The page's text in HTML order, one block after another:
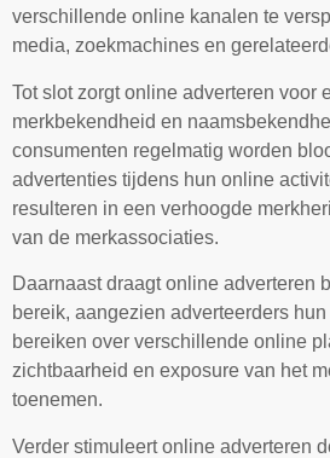
verschillende online kanalen te
media, zoekmachines en
Tot slot zorgt online adverteren voor
merkbekendheid en
consumenten regelmatig worden
advertenties tijdens hun online
resulteren in een verhoogde
van de merkassociaties.
Daarnaast draagt online adverteren
bereik, aangezien adverteerders
bereiken over verschillende online
zichtbaarheid en exposure van het
toenemen.
Verder stimuleert online adverteren